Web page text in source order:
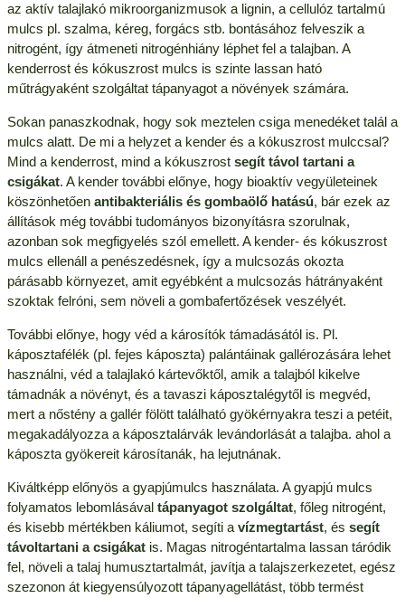
az aktív talajlakó mikroorganizmusok a lignin, a cellulóz tartalmú
mulcs pl. szalma, kéreg, forgács stb. bontásához felveszik a
nitrogént, így átmeneti nitrogénhiány léphet fel a talajban. A
kenderrost és kókuszrost mulcs is szinte lassan ható
műtrágyaként szolgáltat tápanyagot a növények számára.
Sokan panaszkodnak, hogy sok meztelen csiga menedéket talál a
mulcs alatt. De mi a helyzet a kender és a kókuszrost mulccsal?
Mind a kenderrost, mind a kókuszrost segít távol tartani a
csigákat. A kender további előnye, hogy bioaktív vegyületeinek
köszönhetően antibakteriális és gombaölő hatású, bár ezek az
állítások még további tudományos bizonyításra szorulnak,
azonban sok megfigyelés szól emellett. A kender- és kókuszrost
mulcs ellenáll a penészedésnek, így a mulcsozás okozta
párásabb környezet, amit egyébként a mulcsozás hátrányaként
szoktak felróni, sem növeli a gombafertőzések veszélyét.
További előnye, hogy véd a károsítók támadásától is. Pl.
káposztafélék (pl. fejes káposzta) palántáinak gallérozására lehet
használni, véd a talajlakó kártevőktől, amik a talajból kikelve
támadnák a növényt, és a tavaszi káposztalégytől is megvéd,
mert a nőstény a gallér fölött található gyökérnyakra teszi a petéit,
megakadályozza a káposztalárvák levándorlását a talajba. ahol a
káposzta gyökereit károsítanák, ha lejutnának.
Kiváltképp előnyös a gyapjúmulcs használata. A gyapjú mulcs
folyamatos lebomlásával tápanyagot szolgáltat, főleg nitrogént,
és kisebb mértékben káliumot, segíti a vízmegtartást, és segít
távoltartani a csigákatis. Magas nitrogéntartalma lassan táródik
fel, növeli a talaj humusztartalmát, javítja a talajszerkezetet, egész
szezonon át kiegyensúlyozott tápanyagellátást, több termést